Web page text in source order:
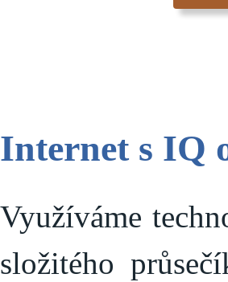
Internet s IQ
Využíváme
složitého